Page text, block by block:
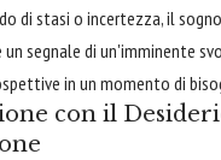
di stasi o incertezza, il
un segnale di un'imminente
in un momento di
con il